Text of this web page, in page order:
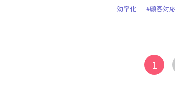
効率化
#顧客対応
1